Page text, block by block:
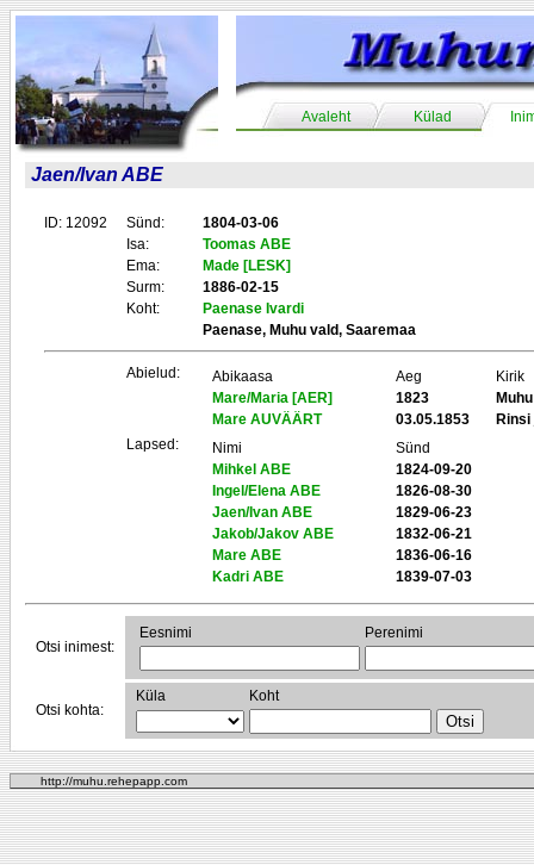
Avaleht Külad
Jaen/Ivan ABE
ID: 12092 Sünd:
1804-03-06
Isa:
Toomas ABE
Ema:
Made [LESK]
Surm:
1886-02-15
Koht:
Paenase Ivardi
Paenase, Muhu vald, Saaremaa
Abielud: Abikaasa Aeg
Kirik
Mare/Maria [AER]
1823
Muhu
Mare AUVÄÄRT
03.05.1853
Lapsed:
Nimi
Sünd
Mihkel ABE
1824-09-20
Ingel/Elena ABE
1826-08-30
Jaen/Ivan ABE
1829-06-23
Jakob/Jakov ABE
1832-06-21
Mare ABE
1836-06-16
Kadri ABE
1839-07-03
Otsi inimest:
Eesnimi Perenimi
Otsi kohta:
Küla Koht
http://muhu.rehepapp.com